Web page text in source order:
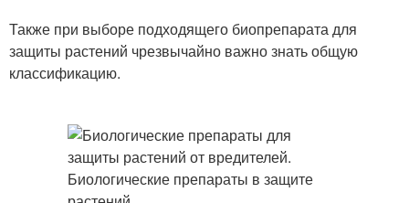
Также при выборе подходящего биопрепарата для
защиты растений чрезвычайно важно знать общую
классификацию.